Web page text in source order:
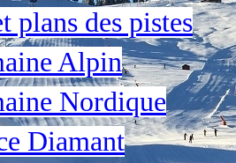
plans des pistes
Alpin
Nordique
Diamant